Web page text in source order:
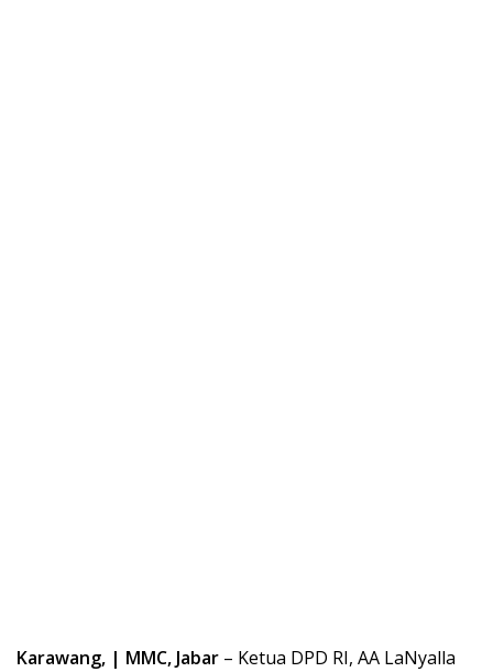
Karawang, | MMC, Jabar – Ketua DPD RI, AA LaNyalla